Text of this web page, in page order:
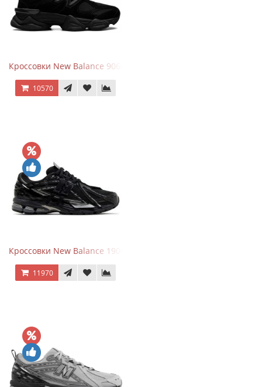
Кроссовки New Balance 9060 Triple Black
10570
Кроссовки New Balance 1906A Black Silver
11970